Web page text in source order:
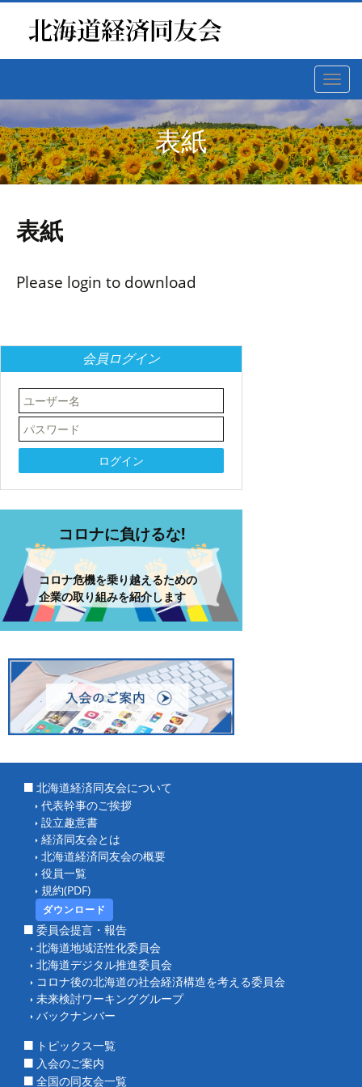
表紙
表紙
Please login to download
会員ログイン
コロナに負けるな!
コロナ危機を乗り越えるための
企業の取り組みを紹介します
北海道経済同友会について
代表幹事のご挨拶
設立趣意書
経済同友会とは
北海道経済同友会の概要
役員一覧
規約(PDF)
ダウンロード
委員会提言・報告
北海道地域活性化委員会
北海道デジタル推進委員会
コロナ後の北海道の社会経済構造を考える委員会
未来検討ワーキンググループ
バックナンバー
トピックス一覧
入会のご案内
全国の同友会一覧